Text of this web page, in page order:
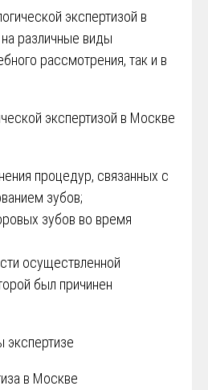
экспертизой в
различные виды
рассмотрения, так и в
экспертизой в Москве
процедур, связанных с
зубов;
зубов во время
осуществленной
был причинен
экспертизе
в Москве